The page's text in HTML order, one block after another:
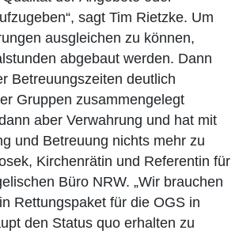
sagt Tim Rietzke. Um
ausgleichen zu können,
abgebaut werden. Dann
Betreuungszeiten deutlich
Gruppen zusammengelegt
aber Verwahrung und hat mit
und Betreuung nichts mehr zu
Kirchenrätin und Referentin für
Büro NRW. „Wir brauchen
Rettungspaket für die OGS in
den Status quo erhalten zu